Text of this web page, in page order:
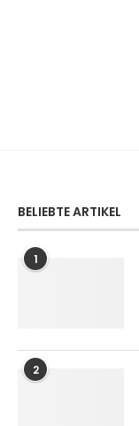
BELIEBTE ARTIKEL
1
2